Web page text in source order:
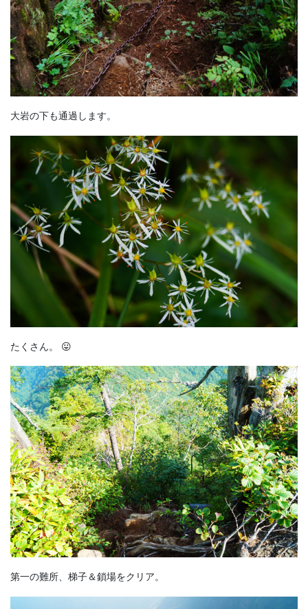
大岩の下も通過します。
たくさん。 😛
第一の難所、梯子＆鎖場をクリア。